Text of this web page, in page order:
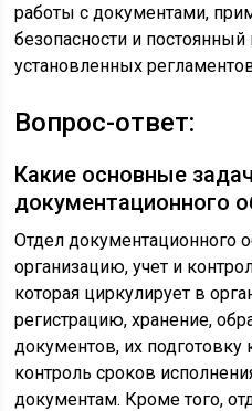
работы с документами,
безопасности и
установленных
Вопрос-ответ:
Какие основные
документационного
Отдел документационного
организацию, учет и
которая циркулирует в
регистрацию, хранение,
документов, их
контроль сроков
документам. Кроме того,